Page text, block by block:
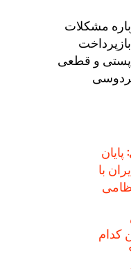
مشکلات
پستی و قطعی
با
کدام